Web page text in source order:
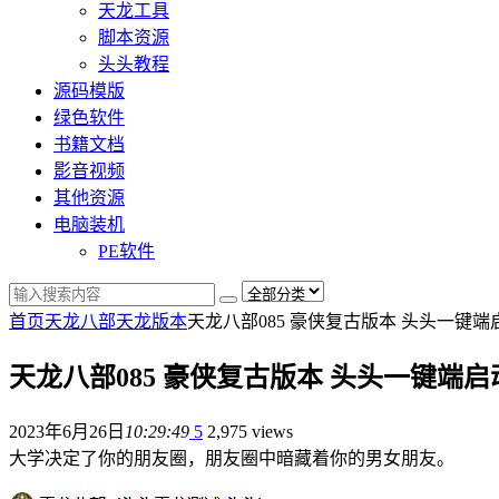
天龙工具
脚本资源
头头教程
源码模版
绿色软件
书籍文档
影音视频
其他资源
电脑装机
PE软件
首页天龙八部天龙版本天龙八部085 豪侠复古版本 头头一键端
天龙八部085 豪侠复古版本 头头一键端启
2023年6月26日 10:29:49 5 2,975 views
大学决定了你的朋友圈，朋友圈中暗藏着你的男女朋友。